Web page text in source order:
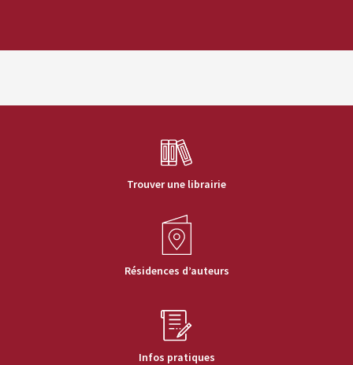
Trouver une librairie
Résidences d’auteurs
Infos pratiques